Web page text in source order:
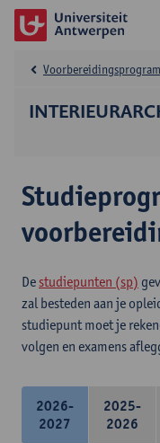
De studiepunten (sp)
zal besteden aan je
studiepunt moet je
volgen en examens
2026-
2027
2025-
2026